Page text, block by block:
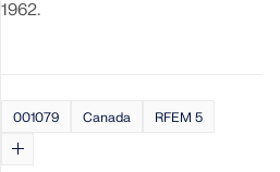
1962.
001079 Canada RFEM 5